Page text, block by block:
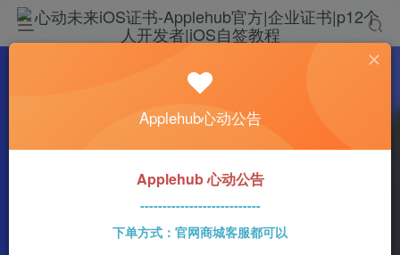
科技资讯
在最新iOS 17 Beta中 可将整页屏幕截图保存
为图像文件
2分钟 2023-07-15 心动未来
Applehub心动公告
Applehub 心动公告
---------------------------
下单方式：官网商城客服都可以